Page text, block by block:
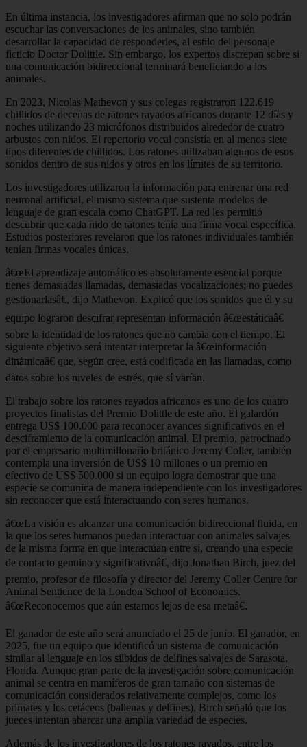
En última instancia, los investigadores afirman que no solo podrán
escuchar las conversaciones de los animales, sino también
desarrollar la capacidad de responderles, al estilo del personaje
ficticio Doctor Dolittle. Sin embargo, los expertos discrepan sobre si
una comunicación bidireccional terminará beneficiando a los
animales.
En 2023, Nicolas Mathevon y sus colegas registraron 122.619
chillidos de decenas de ratones rayados africanos durante 12 días y
noches utilizando 23 micrófonos distribuidos alrededor de cuatro
arbustos con nidos. El repertorio vocal consistía en al menos siete
tipos diferentes de chillidos. Los ratones utilizaban algunos de esos
sonidos dentro de sus nidos y otros en los límites de su territorio.
Los investigadores utilizaron la información para entrenar una red
neuronal artificial, el mismo sistema que sustenta modelos de
lenguaje de gran escala como ChatGPT. La red les permitió
descubrir que cada nido de ratones tenía una firma vocal específica.
Estudios posteriores revelaron que los ratones individuales también
tenían firmas vocales únicas.
â€œEl aprendizaje automático es absolutamente esencial porque
tienes demasiadas llamadas, demasiadas vocalizaciones; no puedes
gestionarlasâ€, dijo Mathevon. Explicó que los sonidos que él y su
equipo lograron descifrar representan información â€œestáticaâ€
sobre la identidad de los ratones que no cambia con el tiempo. El
siguiente objetivo será intentar interpretar la â€œinformación
dinámicaâ€ que, según cree, está codificada en las llamadas, como
datos sobre los niveles de estrés, que sí varían.
El trabajo sobre los ratones rayados africanos es uno de los cuatro
proyectos finalistas del Premio Dolittle de este año. El galardón
entrega US$ 100.000 para reconocer avances significativos en el
desciframiento de la comunicación animal. El premio, patrocinado
por el empresario multimillonario británico Jeremy Coller, también
contempla una inversión de US$ 10 millones o un premio en
efectivo de US$ 500.000 si un equipo logra demostrar que una
especie se comunica de manera independiente con los investigadores
sin reconocer que está interactuando con seres humanos.
â€œLa visión es alcanzar una comunicación bidireccional fluida, en
la que los seres humanos puedan interactuar con animales salvajes
de la misma forma en que interactúan entre sí, creando una especie
de contacto genuino y significativoâ€, dijo Jonathan Birch, juez del
premio, profesor de filosofía y director del Jeremy Coller Centre for
Animal Sentience de la London School of Economics.
â€œReconocemos que aún estamos lejos de esa metaâ€.
El ganador de este año será anunciado el 25 de junio. El ganador, en
2025, fue un equipo que identificó un sistema de comunicación
similar al lenguaje en los silbidos de delfines salvajes de Sarasota,
Florida. Aunque gran parte de la investigación sobre comunicación
animal se centra en mamíferos de gran tamaño con sistemas de
comunicación considerados relativamente complejos, como los
primates y los cetáceos (ballenas y delfines), Birch señaló que los
jueces intentan abarcar una amplia variedad de especies.
Además de los investigadores de los ratones rayados, entre los